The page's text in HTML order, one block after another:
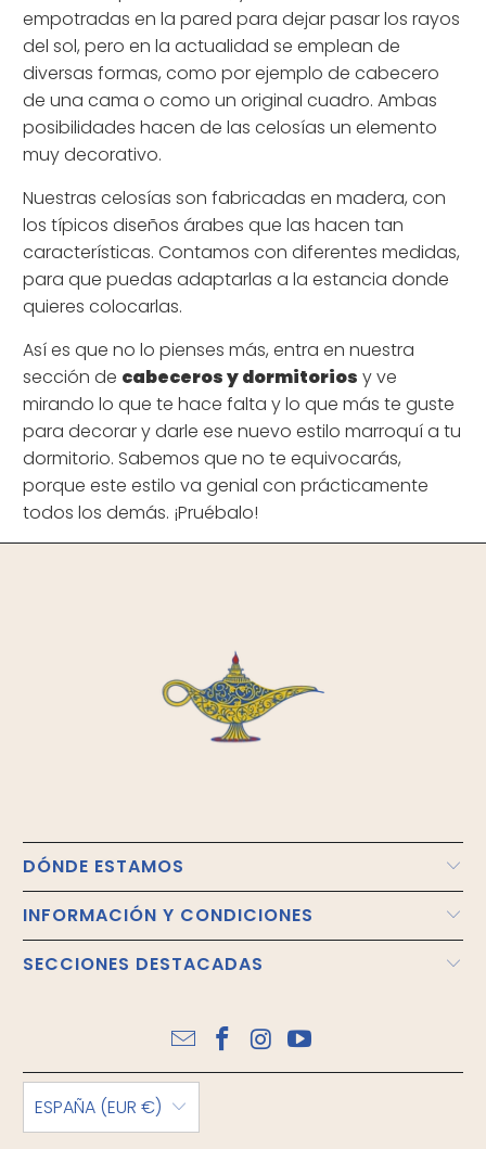
empotradas en la pared para dejar pasar los rayos
del sol, pero en la actualidad se emplean de
diversas formas, como por ejemplo de cabecero
de una cama o como un original cuadro. Ambas
posibilidades hacen de las celosías un elemento
muy decorativo.
Nuestras celosías son fabricadas en madera, con
los típicos diseños árabes que las hacen tan
características. Contamos con diferentes medidas,
para que puedas adaptarlas a la estancia donde
quieres colocarlas.
Así es que no lo pienses más, entra en nuestra
sección de cabeceros y dormitorios y ve
mirando lo que te hace falta y lo que más te guste
para decorar y darle ese nuevo estilo marroquí a tu
dormitorio. Sabemos que no te equivocarás,
porque este estilo va genial con prácticamente
todos los demás. ¡Pruébalo!
DÓNDE ESTAMOS
INFORMACIÓN Y CONDICIONES
SECCIONES DESTACADAS
ESPAÑA (EUR €)